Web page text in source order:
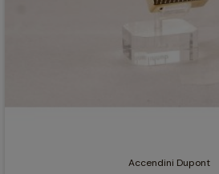
Accendini Dupont